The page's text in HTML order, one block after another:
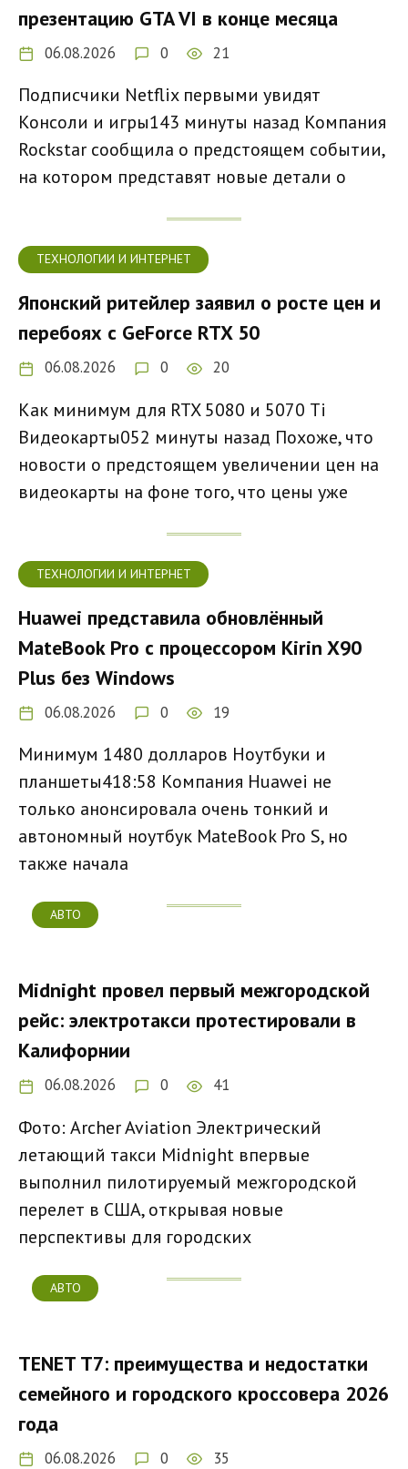
презентацию GTA VI в конце месяца
06.08.2026 0 21
Подписчики Netflix первыми увидят
Консоли и игры143 минуты назад Компания
Rockstar сообщила о предстоящем событии,
на котором представят новые детали о
ТЕХНОЛОГИИ И ИНТЕРНЕТ
Японский ритейлер заявил о росте цен и
перебоях с GeForce RTX 50
06.08.2026 0 20
Как минимум для RTX 5080 и 5070 Ti
Видеокарты052 минуты назад Похоже, что
новости о предстоящем увеличении цен на
видеокарты на фоне того, что цены уже
ТЕХНОЛОГИИ И ИНТЕРНЕТ
Huawei представила обновлённый
MateBook Pro с процессором Kirin X90
Plus без Windows
06.08.2026 0 19
Минимум 1480 долларов Ноутбуки и
планшеты418:58 Компания Huawei не
только анонсировала очень тонкий и
автономный ноутбук MateBook Pro S, но
также начала
АВТО
Midnight провел первый межгородской
рейс: электротакси протестировали в
Калифорнии
06.08.2026 0 41
Фото: Archer Aviation Электрический
летающий такси Midnight впервые
выполнил пилотируемый межгородской
перелет в США, открывая новые
перспективы для городских
АВТО
TENET T7: преимущества и недостатки
семейного и городского кроссовера 2026
года
06.08.2026 0 35